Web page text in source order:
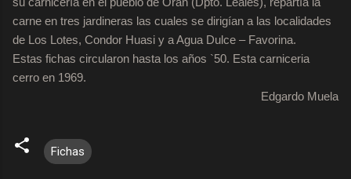
carne en tres jardineras las cuales se dirigían a las localidades
de Los Lotes, Condor Huasi y a Agua Dulce – Favorina.
Estas fichas circularon hasta los años `50. Esta carniceria
cerro en 1969.
Edgardo Muela
Fichas